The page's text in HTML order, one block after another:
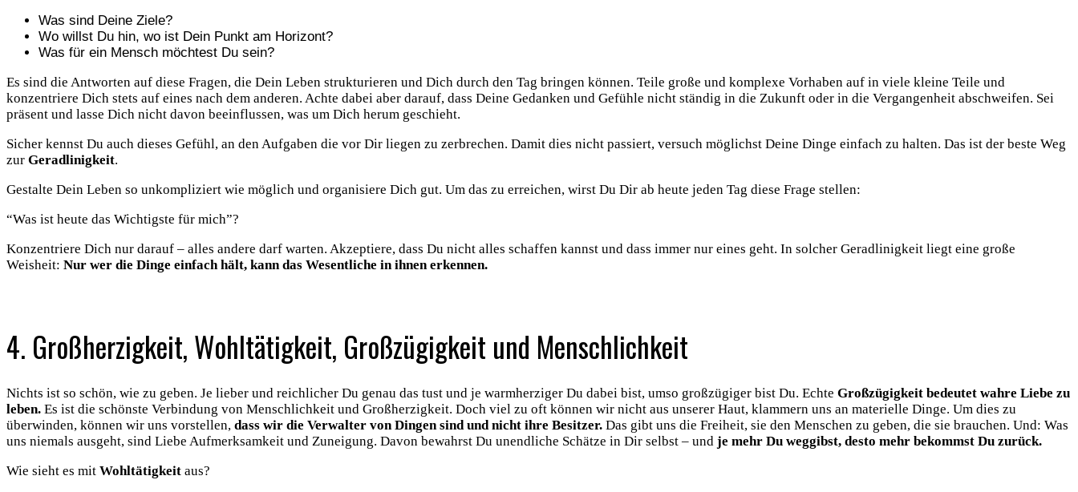
Was sind Deine Ziele?
Wo willst Du hin, wo ist Dein Punkt am Horizont?
Was für ein Mensch möchtest Du sein?
Es sind die Antworten auf diese Fragen, die Dein Leben strukturieren und Dich durch den Tag bringen können. Teile große und komplexe Vorhaben auf in viele kleine Teile und
konzentriere Dich stets auf eines nach dem anderen. Achte dabei aber darauf, dass Deine Gedanken und Gefühle nicht ständig in die Zukunft oder in die Vergangenheit abschweifen. Sei
präsent und lasse Dich nicht davon beeinflussen, was um Dich herum geschieht.
Sicher kennst Du auch dieses Gefühl, an den Aufgaben die vor Dir liegen zu zerbrechen. Damit dies nicht passiert, versuch möglichst Deine Dinge einfach zu halten. Das ist der beste Weg
zur Geradlinigkeit.
Gestalte Dein Leben so unkompliziert wie möglich und organisiere Dich gut. Um das zu erreichen, wirst Du Dir ab heute jeden Tag diese Frage stellen:
“Was ist heute das Wichtigste für mich”?
Konzentriere Dich nur darauf – alles andere darf warten. Akzeptiere, dass Du nicht alles schaffen kannst und dass immer nur eines geht. In solcher Geradlinigkeit liegt eine große
Weisheit: Nur wer die Dinge einfach hält, kann das Wesentliche in ihnen erkennen.
4. Großherzigkeit, Wohltätigkeit, Großzügigkeit und Menschlichkeit
Nichts ist so schön, wie zu geben. Je lieber und reichlicher Du genau das tust und je warmherziger Du dabei bist, umso großzügiger bist Du. Echte Großzügigkeit bedeutet wahre Liebe zu
leben. Es ist die schönste Verbindung von Menschlichkeit und Großherzigkeit. Doch viel zu oft können wir nicht aus unserer Haut, klammern uns an materielle Dinge. Um dies zu
überwinden, können wir uns vorstellen, dass wir die Verwalter von Dingen sind und nicht ihre Besitzer. Das gibt uns die Freiheit, sie den Menschen zu geben, die sie brauchen. Und: Was
uns niemals ausgeht, sind Liebe Aufmerksamkeit und Zuneigung. Davon bewahrst Du unendliche Schätze in Dir selbst – und je mehr Du weggibst, desto mehr bekommst Du zurück.
Wie sieht es mit Wohltätigkeit aus?